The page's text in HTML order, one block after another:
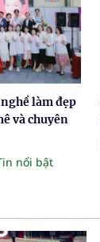
làm đẹp
và chuyên
nổi bật